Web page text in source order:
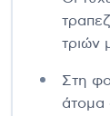
τριών
Στη